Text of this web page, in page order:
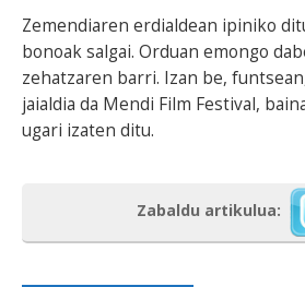
Zemendiaren erdialdean ipiniko
bonoak salgai. Orduan emongo
zehatzaren barri. Izan be,
jaialdia da Mendi Film Festival,
ugari izaten ditu.
Zabaldu artikulua: